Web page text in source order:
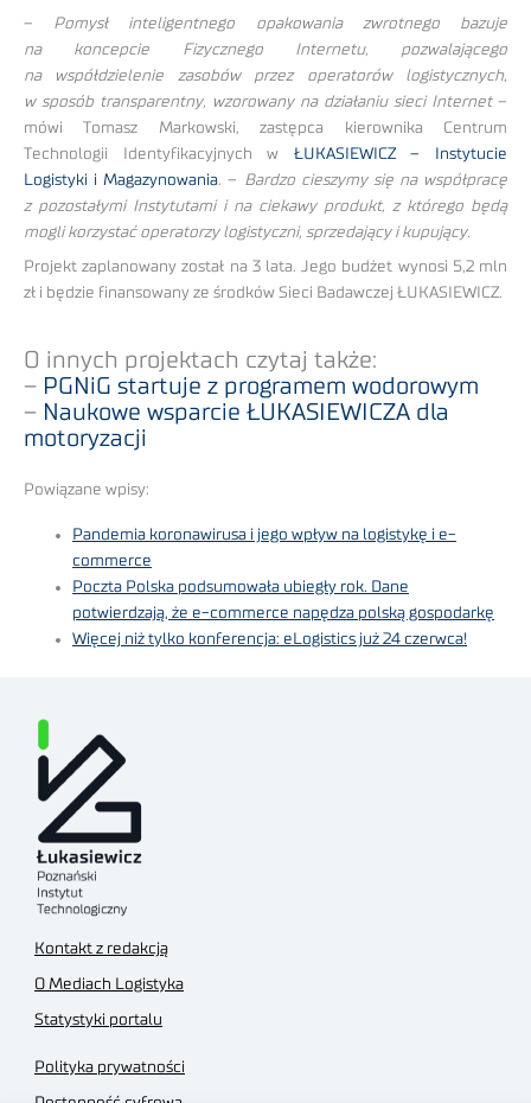
– Pomysł inteligentnego opakowania zwrotnego bazuje
na koncepcie Fizycznego Internetu, pozwalającego
na współdzielenie zasobów przez operatorów logistycznych,
w sposób transparentny, wzorowany na działaniu sieci Internet–
mówi Tomasz Markowski, zastępca kierownika Centrum
Technologii Identyfikacyjnych w ŁUKASIEWICZ – Instytucie
Logistyki i Magazynowania. – Bardzo cieszymy się na współpracę
z pozostałymi Instytutami i na ciekawy produkt, z którego będą
mogli korzystać operatorzy logistyczni, sprzedający i kupujący.
Projekt zaplanowany został na 3 lata. Jego budżet wynosi 5,2 mln
zł i będzie finansowany ze środków Sieci Badawczej ŁUKASIEWICZ.
O innych projektach czytaj także:
– PGNiG startuje z programem wodorowym
– Naukowe wsparcie ŁUKASIEWICZA dla
motoryzacji
Powiązane wpisy:
Pandemia koronawirusa i jego wpływ na logistykę i e-
commerce
Poczta Polska podsumowała ubiegły rok. Dane
potwierdzają, że e-commerce napędza polską gospodarkę
Więcej niż tylko konferencja: eLogistics już 24 czerwca!
Kontakt z redakcją
O Mediach Logistyka
Statystyki portalu
Polityka prywatności